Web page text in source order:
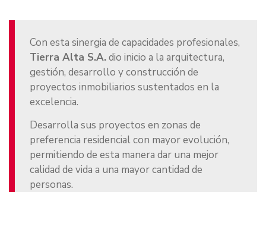
Con esta sinergia de capacidades profesionales,
Tierra Alta S.A. dio inicio a la arquitectura,
gestión, desarrollo y construcción de
proyectos inmobiliarios sustentados en la
excelencia.
Desarrolla sus proyectos en zonas de
preferencia residencial con mayor evolución,
permitiendo de esta manera dar una mejor
calidad de vida a una mayor cantidad de
personas.